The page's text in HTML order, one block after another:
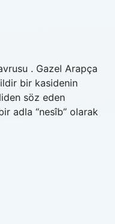
. Gazel Arapça
bir kasidenin
söz eden
adla “nesîb” olarak